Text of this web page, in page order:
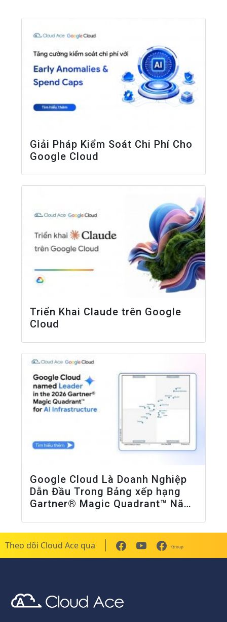
Giải Pháp Kiểm Soát Chi Phí Cho
Google Cloud
Triển Khai Claude trên Google
Cloud
Google Cloud Là Doanh Nghiệp
Dẫn Đầu Trong Bảng xếp hạng
Gartner® Magic Quadrant™ Năm
Theo dõi Cloud Ace qua Group